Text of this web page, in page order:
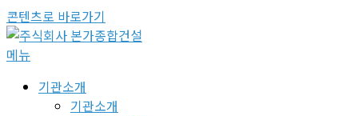
콘텐츠로 바로가기
메뉴
기관소개
기관소개